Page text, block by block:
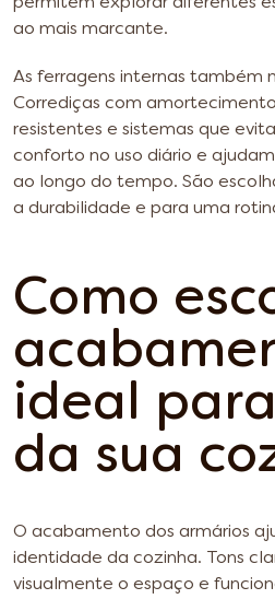
permitem explorar diferentes
ao mais marcante.
As ferragens internas também
Corrediças com
resistentes e sistemas que
conforto no uso diário e
ao longo do tempo. São
a durabilidade e para uma
Como
ideal
da sua
O acabamento dos armários
identidade da cozinha. Tons
visualmente o espaço e